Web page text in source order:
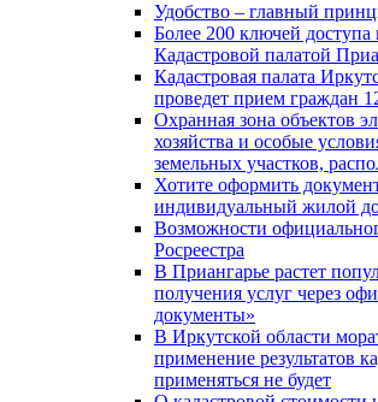
Удобство – главный
Более 200 ключей
Кадастровой палатой
Кадастровая палата
проведет прием граждан
Охранная зона объектов
хозяйства и особые
земельных участков,
Хотите оформить
индивидуальный жилой
Возможности
Росреестра
В Приангарье растет
получения услуг через
документы»
В Иркутской области
применение результатов
применяться не будет